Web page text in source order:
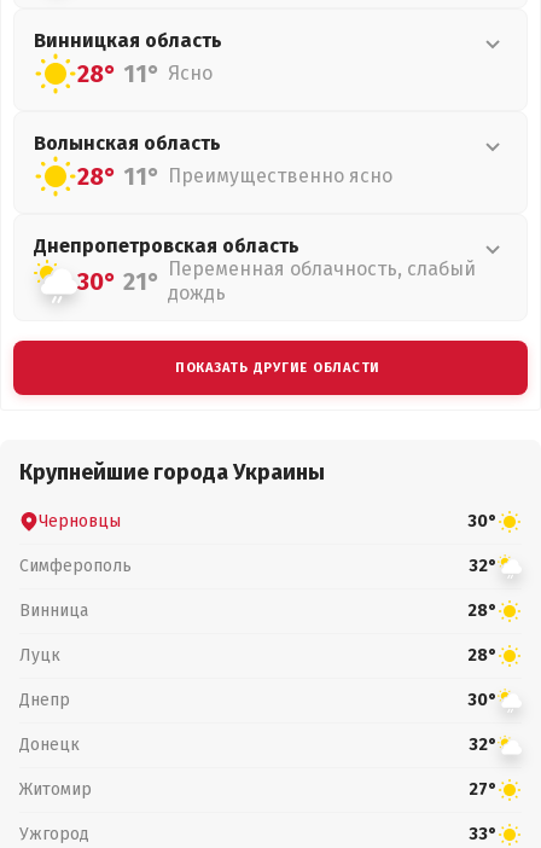
Винницкая область
28° 11° Ясно
Волынская область
28° 11° Преимущественно ясно
Днепропетровская область
30° 21° Переменная облачность, слабый
дождь
ПОКАЗАТЬ ДРУГИЕ ОБЛАСТИ
Крупнейшие города Украины
Черновцы 30°
Симферополь 32°
Винница 28°
Луцк 28°
Днепр 30°
Донецк 32°
Житомир 27°
Ужгород 33°